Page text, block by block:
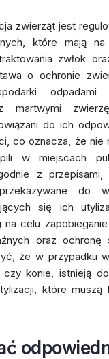
zwierząt jest
które mają na
zwłok
o ochronie
odpadami
martwymi
do ich
co oznacza, że nie
w miejscach
z przepisami,
do
się ich
celu
oraz ochronę
że w przypadku
konie, istnieją
które muszą